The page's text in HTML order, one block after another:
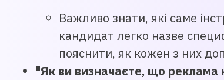
Важливо знати, які саме
кандидат легко назве
пояснити, як кожен з них
"Як ви визначаєте, що реклама